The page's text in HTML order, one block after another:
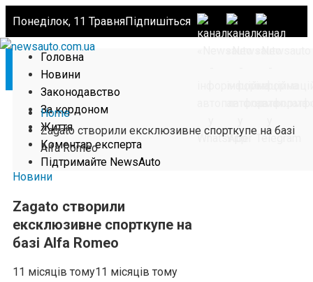
Понеділок, 11 ТравняПідпишіться
Головна
Новини
Законодавство
За кордоном
Життя
Коментар експерта
Підтримайте NewsAuto
Home
Zagato створили ексклюзивне спорткупе на базі
Alfa Romeo
Новини
Zagato створили
ексклюзивне спорткупе на
базі Alfa Romeo
11 місяців тому11 місяців тому